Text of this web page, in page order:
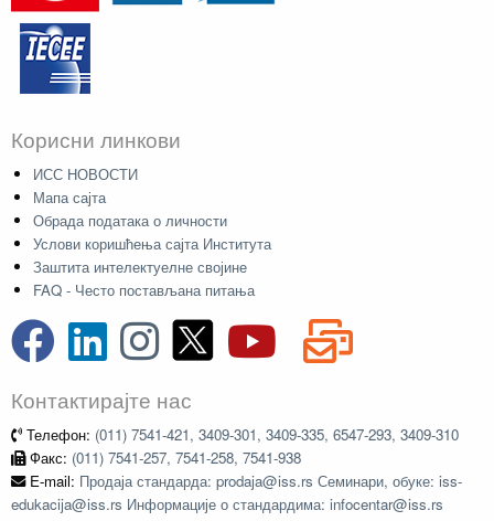
Корисни линкови
ИСС НОВОСТИ
Мапа сајта
Обрада података о личности
Услови коришћења сајта Института
Заштита интелектуелне својине
FAQ - Често постављана питања
Контактирајте нас
Телефон: (011) 7541-421, 3409-301, 3409-335, 6547-293, 3409-310
Факс: (011) 7541-257, 7541-258, 7541-938
E-mail: Продаја стандарда: prodaja@iss.rs Семинари, обуке: iss-
edukacija@iss.rs Информације о стандардима: infocentar@iss.rs